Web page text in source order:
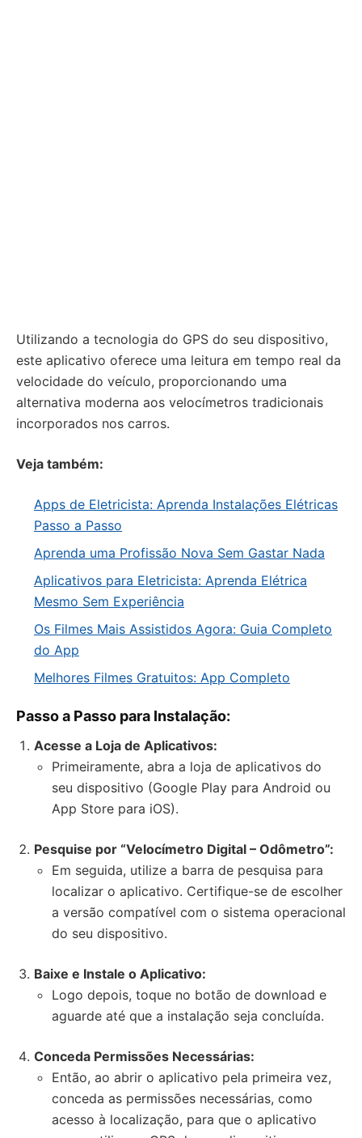
Utilizando a tecnologia do GPS do seu dispositivo,
este aplicativo oferece uma leitura em tempo real da
velocidade do veículo, proporcionando uma
alternativa moderna aos velocímetros tradicionais
incorporados nos carros.
Veja também:
Apps de Eletricista: Aprenda Instalações Elétricas
Passo a Passo
Aprenda uma Profissão Nova Sem Gastar Nada
Aplicativos para Eletricista: Aprenda Elétrica
Mesmo Sem Experiência
Os Filmes Mais Assistidos Agora: Guia Completo
do App
Melhores Filmes Gratuitos: App Completo
Passo a Passo para Instalação:
Acesse a Loja de Aplicativos:
Primeiramente, abra a loja de aplicativos do
seu dispositivo (Google Play para Android ou
App Store para iOS).
Pesquise por “Velocímetro Digital – Odômetro”:
Em seguida, utilize a barra de pesquisa para
localizar o aplicativo. Certifique-se de escolher
a versão compatível com o sistema operacional
do seu dispositivo.
Baixe e Instale o Aplicativo:
Logo depois, toque no botão de download e
aguarde até que a instalação seja concluída.
Conceda Permissões Necessárias:
Então, ao abrir o aplicativo pela primeira vez,
conceda as permissões necessárias, como
acesso à localização, para que o aplicativo